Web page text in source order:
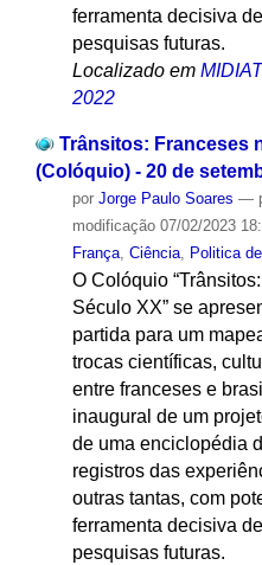
ferramenta decisiva
pesquisas futuras.
Localizado em
2022
Trânsitos: Franceses
(Colóquio) - 20 de
por Jorge Paulo Soares —
modificação07/02/2023
França, Ciência, Politica
O Colóquio
Século XX” se
partida para um
trocas científicas,
entre franceses e
inaugural de um
de uma enciclopédia
registros das
outras tantas, com
ferramenta decisiva
pesquisas futuras.